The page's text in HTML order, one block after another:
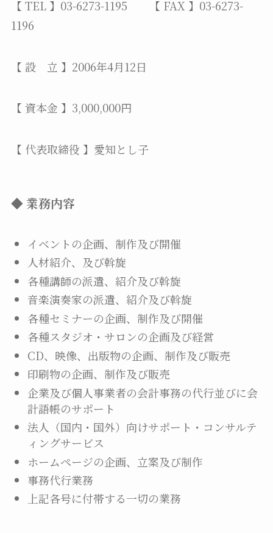
【 TEL 】03-6273-1195 【 FAX 】03-6273-
1196
【 設 立 】2006年4月12日
【 資本金 】3,000,000円
【 代表取締役 】愛知とし子
◆ 業務内容
イベントの企画、制作及び開催
人材紹介、及び斡旋
各種講師の派遣、紹介及び斡旋
音楽演奏家の派遣、紹介及び斡旋
各種セミナーの企画、制作及び開催
各種スタジオ・サロンの企画及び経営
CD、映像、出版物の企画、制作及び販売
印刷物の企画、制作及び販売
企業及び個人事業者の会計事務の代行並びに会
計語帳のサポート
法人（国内・国外）向けサポート・コンサルテ
ィングサービス
ホームページの企画、立案及び制作
事務代行業務
上記各号に付帯する一切の業務